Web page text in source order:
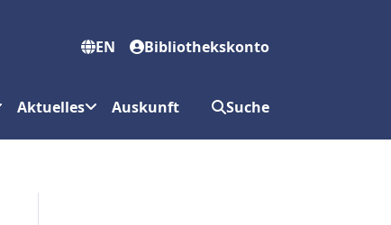
EN Bibliothekskonto
Aktuelles Auskunft Suche